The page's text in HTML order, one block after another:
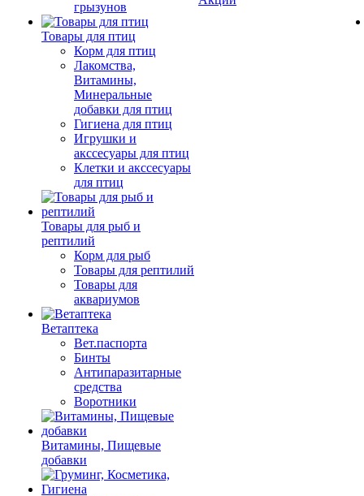
грызунов
Товары для птиц
Корм для птиц
Лакомства,
Витамины,
Минеральные
добавки для птиц
Гигиена для птиц
Игрушки и
акссесуары для птиц
Клетки и акссесуары
для птиц
Товары для рыб и
рептилий
Корм для рыб
Товары для рептилий
Товары для
аквариумов
Ветаптека
Вет.паспорта
Бинты
Антипаразитарные
средства
Воротники
Витамины, Пищевые
добавки